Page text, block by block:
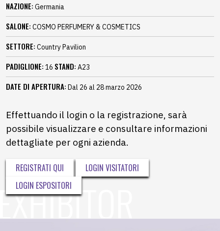
NAZIONE: Germania
SALONE: COSMO PERFUMERY & COSMETICS
SETTORE: Country Pavilion
PADIGLIONE: 16 STAND: A23
DATE DI APERTURA: Dal 26 al 28 marzo 2026
Effettuando il login o la registrazione, sarà
possibile visualizzare e consultare informazioni
dettagliate per ogni azienda.
REGISTRATI QUI
LOGIN VISITATORI
LOGIN ESPOSITORI